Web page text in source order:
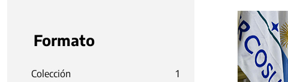
Formato
Colección 1